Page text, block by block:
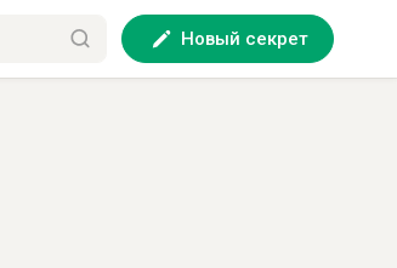
Новый секрет